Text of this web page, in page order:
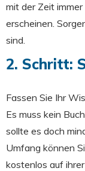
mit der Zeit
erscheinen.
sind.
2. Schritt:
Fassen Sie Ihr
Es muss kein
sollte es doch
Umfang können
kostenlos auf